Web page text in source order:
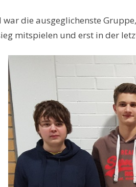
war die ausgeglichenste
mitspielen und erst in der